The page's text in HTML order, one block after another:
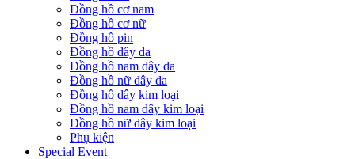
Đồng hồ cơ nam
Đồng hồ cơ nữ
Đồng hồ pin
Đồng hồ dây da
Đồng hồ nam dây da
Đồng hồ nữ dây da
Đồng hồ dây kim loại
Đồng hồ nam dây kim loại
Đồng hồ nữ dây kim loại
Phụ kiện
Special Event